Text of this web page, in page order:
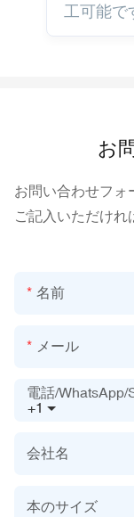
工可能で
お
お問い合わせフォ
ご記入いただけれ
名前
メール
+1
電話/WhatsApp/
会社名
本のサイズ